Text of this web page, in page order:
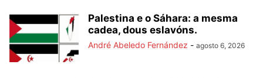
Palestina e o Sáhara: a mesma
cadea, dous eslavóns.
André Abeledo Fernández - agosto 6, 2026